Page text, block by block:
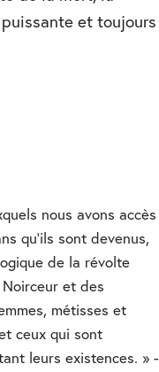
et toujours
nous avons accès
qu’ils sont devenus,
de la révolte
et des
métisses et
ceux qui sont
leurs existences. » -